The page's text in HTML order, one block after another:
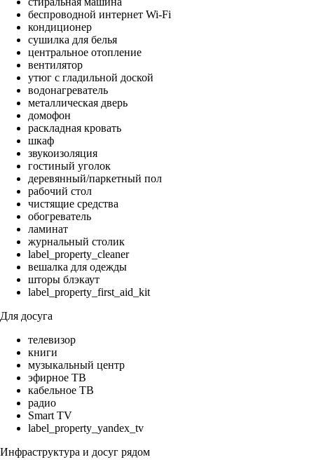
беспроводной интернет Wi-Fi
кондиционер
сушилка для белья
центральное отопление
вентилятор
утюг с гладильной доской
водонагреватель
металлическая дверь
домофон
раскладная кровать
шкаф
звукоизоляция
гостиный уголок
деревянный/паркетный пол
рабочий стол
чистящие средства
обогреватель
ламинат
журнальный столик
label_property_cleaner
вешалка для одежды
шторы блэкаут
label_property_first_aid_kit
Для досуга
телевизор
книги
музыкальный центр
эфирное ТВ
кабельное ТВ
радио
Smart TV
label_property_yandex_tv
Инфраструктура и досуг рядом